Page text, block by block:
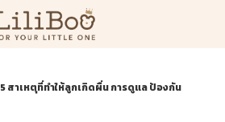
5 สาเหตุที่ทำให้ลูกเกิดผื่น การดูแล ป้องกัน